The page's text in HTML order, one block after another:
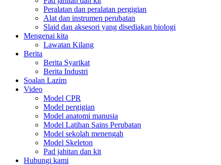
Peralatan dan peralatan pergigian
Alat dan instrumen perubatan
Slaid dan aksesori yang disediakan biologi
Mengenai kita
Lawatan Kilang
Berita
Berita Syarikat
Berita Industri
Soalan Lazim
Video
Model CPR
Model pergigian
Model anatomi manusia
Model Latihan Sains Perubatan
Model sekolah menengah
Model Skeleton
Pad jahitan dan kit
Hubungi kami